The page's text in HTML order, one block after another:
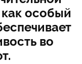
как особый
во